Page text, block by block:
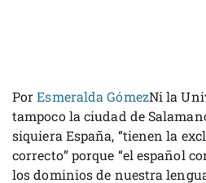
PorEsmeralda GómezNi la
tampoco la ciudad de
siquiera España, “tienen la
correcto” porque “el español
los dominios de nuestra